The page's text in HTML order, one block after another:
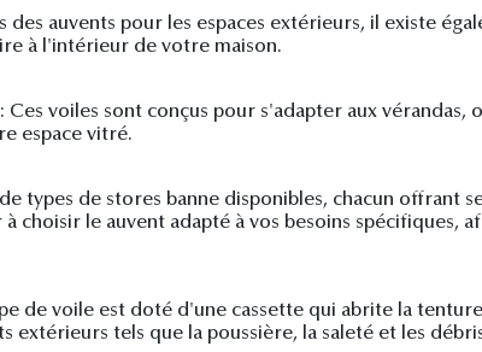
des auvents pour les espaces extérieurs, il existe
à l'intérieur de votre maison.
voiles sont conçus pour s'adapter aux
espace vitré.
types de stores banne disponibles, chacun offrant
choisir le auvent adapté à vos besoins spécifiques,
de voile est doté d'une cassette qui abrite la
extérieurs tels que la poussière, la saleté et les